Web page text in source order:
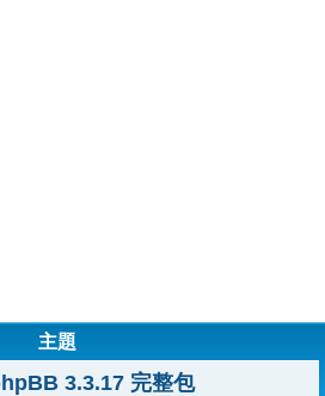
主題
3.3.17 完整包